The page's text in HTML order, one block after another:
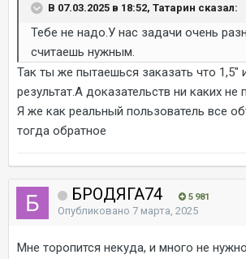
В 07.03.2025 в 18:52, Татарин сказал:
Тебе не надо.У нас задачи очень
считаешь нужным.
Так ты же пытаешься заказать что 1,5"
результат.А доказательств ни каких не
Я же как реальный пользователь все
тогда обратное
БРОДЯГА74 5 981
Опубликовано 7 марта, 2025
Мне торопится некуда, и много не